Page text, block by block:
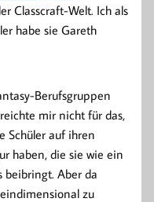
Classcraft-Welt. Ich als
habe sie Gareth
Berufsgruppen
mir nicht für das,
Schüler auf ihren
haben, die sie wie ein
Aber da
zu